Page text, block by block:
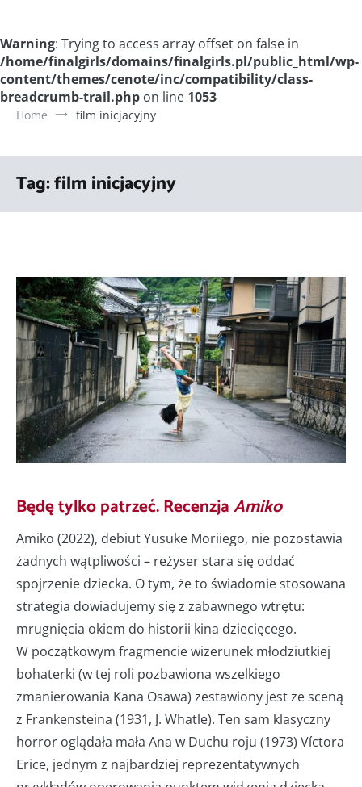
Warning: Trying to access array offset on false in
/home/finalgirls/domains/finalgirls.pl/public_html/wp-
content/themes/cenote/inc/compatibility/class-
breadcrumb-trail.php on line 1053
Home film inicjacyjny
Tag:film inicjacyjny
Będę tylko patrzeć. RecenzjaAmiko
Amiko (2022), debiut Yusuke Moriiego, nie pozostawia
żadnych wątpliwości – reżyser stara się oddać
spojrzenie dziecka. O tym, że to świadomie stosowana
strategia dowiadujemy się z zabawnego wtrętu:
mrugnięcia okiem do historii kina dziecięcego.
W początkowym fragmencie wizerunek młodziutkiej
bohaterki (w tej roli pozbawiona wszelkiego
zmanierowania Kana Osawa) zestawiony jest ze sceną
z Frankensteina (1931, J. Whatle). Ten sam klasyczny
horror oglądała mała Ana w Duchu roju (1973) Víctora
Erice, jednym z najbardziej reprezentatywnych